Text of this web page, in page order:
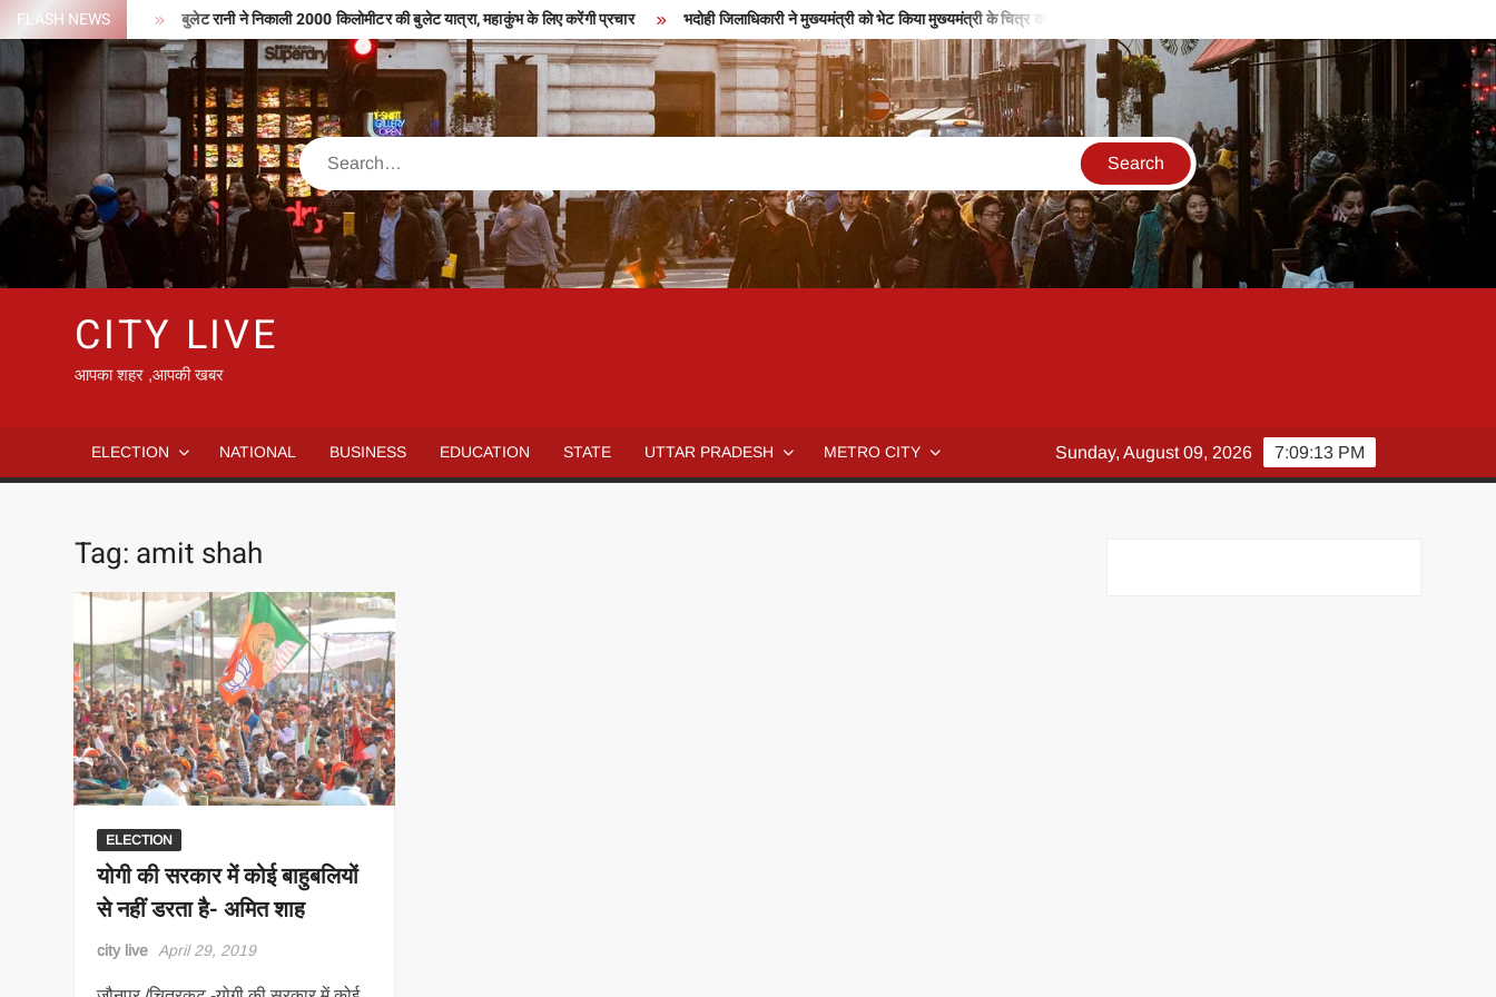
Skip
to
content
FLASH NEWS
मिले 127 करोड़ बुलेट रानी ने निकाली 2000 किलोमीटर की बुलेट यात्रा, महाकुंभ के लिए करेंगी प्रचार भदोही जिलाधिकारी ने मुख्यमंत्री को भेट किया मुख्यमंत्री के चित्र का कालीन
Search
CITY LIVE
आपका शहर ,आपकी खबर
ELECTION NATIONAL BUSINESS EDUCATION STATE UTTAR PRADESH METRO CITY 7:09:14 PM
Sunday, August 09, 2026
Tag: amit shah
ELECTION
योगी की सरकार में कोई बाहुबलियों
से नहीं डरता है- अमित शाह
city live April 29, 2019